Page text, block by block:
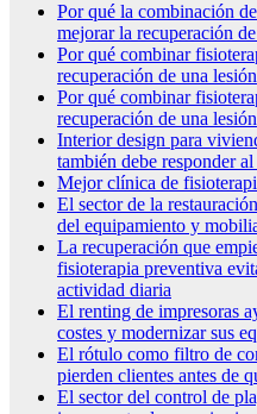
Por qué la combinación
mejorar la recuperación
Por qué combinar
recuperación de una lesión
Por qué combinar
recuperación de una lesión
Interior design para
también debe responder
Mejor clínica de
El sector de la
del equipamiento y
La recuperación que
fisioterapia preventiva
actividad diaria
El renting de impresoras
costes y modernizar sus
El rótulo como filtro de
pierden clientes antes de
El sector del control de